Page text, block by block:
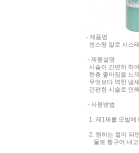
- 제품명
센스랑 알로 시스
- 제품설명
시술이 간편하 하
한층 좋아짐을 느
무엇보다 역한 냄
간편한 시술로 인
- 사용방법
1. 제1제를 모발에
2. 원하는 컬이 되
물로 헹구어 내고